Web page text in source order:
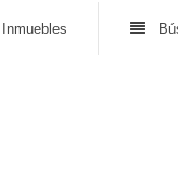
Inmuebles